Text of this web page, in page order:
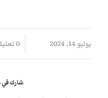
يوليو 14, 2024 / 0 تعليقات
/
شارك